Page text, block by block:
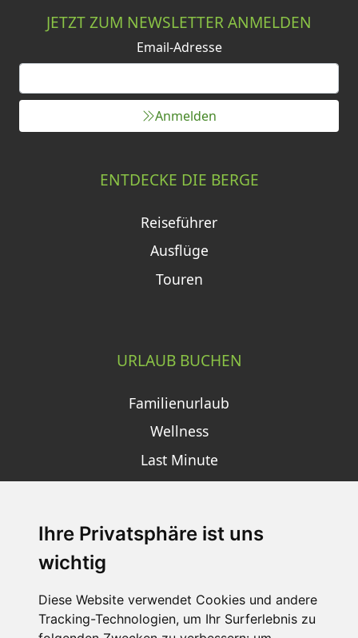
Ihre Privatsphäre ist uns
wichtig
Diese Website verwendet Cookies und andere
Tracking-Technologien, um Ihr Surferlebnis zu
JETZT ZUM NEWSLETTER ANMELDEN
Email-Adresse
Anmelden
ENTDECKE DIE BERGE
Reiseführer
Ausflüge
Touren
URLAUB BUCHEN
Familienurlaub
Wellness
Last Minute
SCHNEEHÖHEN SKI APP
Die Schneehoehen Ski APP für iOS und Android - Ein
Muss für alle Wintersportler und Schneefreaks!